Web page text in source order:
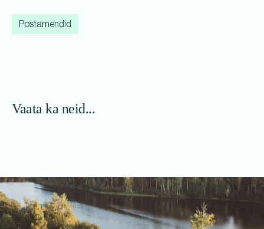
Postamendid
Vaata ka neid...